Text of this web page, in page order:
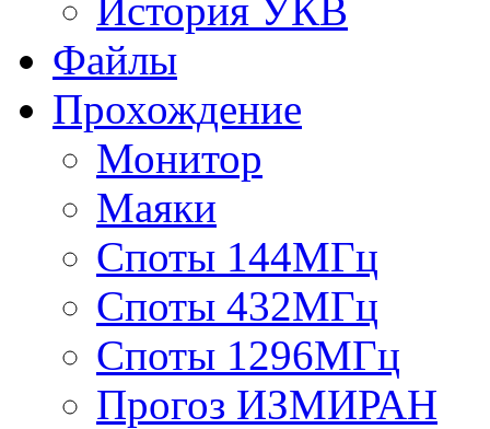
История УКВ
Файлы
Прохождение
Монитор
Маяки
Споты 144МГц
Споты 432МГц
Споты 1296МГц
Прогоз ИЗМИРАН